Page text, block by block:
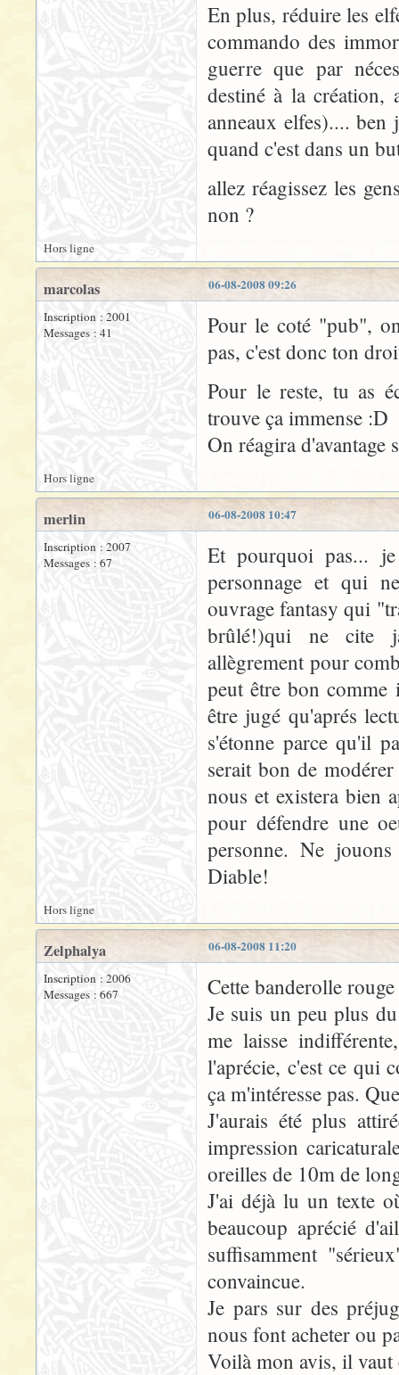
En plus, réduire les
commando des
guerre que par
destiné à la
anneaux elfes).... ben
quand c'est dans un
allez réagissez les
non ?
Hors ligne
06-08-2008 09:26
marcolas
Inscription : 2001
Messages : 41
Pour le coté "pub",
pas, c'est donc ton
Pour le reste, tu as
trouve ça immense :D
On réagira
Hors ligne
06-08-2008 10:47
merlin
Inscription : 2007
Messages : 67
Et pourquoi pas...
personnage et qui
ouvrage fantasy qui
brûlé!)qui ne cite
allègrement pour
peut être bon
être jugé qu'aprés
s'étonne parce qu'il
serait bon de
nous et existera bien
pour défendre une
personne. Ne
Diable!
Hors ligne
06-08-2008 11:20
Zelphalya
Inscription : 2006
Messages : 667
Cette banderolle
Je suis un peu plus
me laisse
l'aprécie, c'est ce qui
ça m'intéresse pas.
J'aurais été plus
impression
oreilles de 10m de
J'ai déjà lu un texte
beaucoup aprécié
suffisamment
convaincue.
Je pars sur des
nous font acheter ou
Voilà mon avis, il vaut